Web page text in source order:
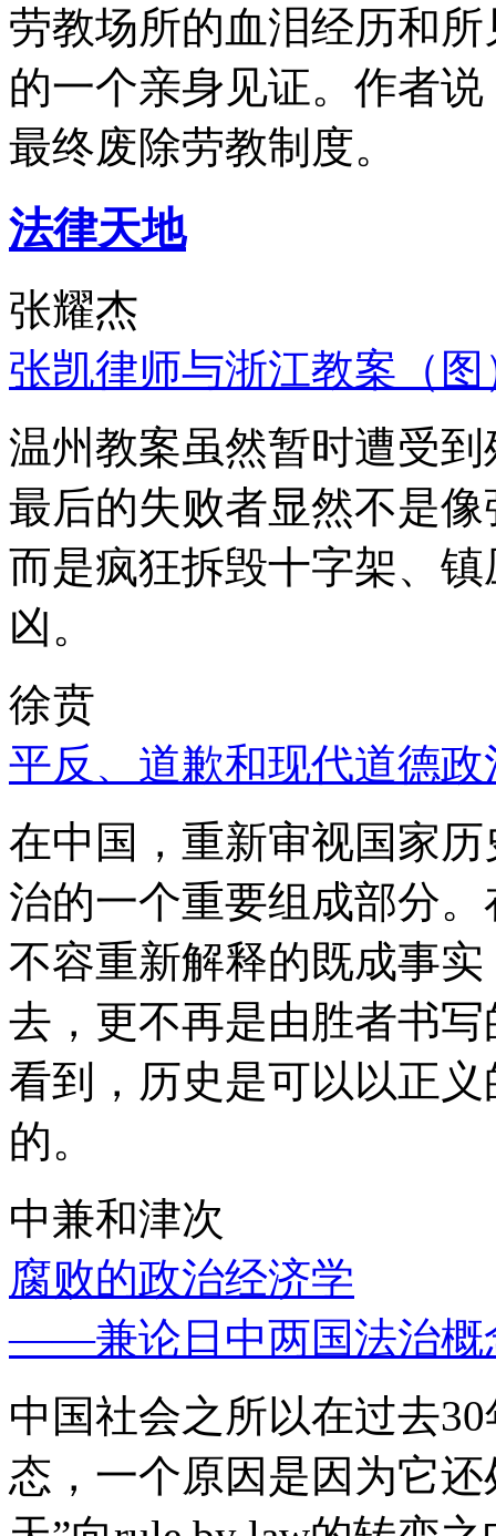
劳教场所的血泪经历和
的一个亲身见证。作者
最终废除劳教制度。
法律天地
张耀杰
张凯律师与浙江教案（图
温州教案虽然暂时遭受
最后的失败者显然不是
而是疯狂拆毁十字架、
凶。
徐贲
平反、道歉和现代道德政
在中国，重新审视国家
治的一个重要组成部分
不容重新解释的既成事
去，更不再是由胜者书
看到，历史是可以以正
的。
中兼和津次
腐败的政治经济学
——兼论日中两国法治概
中国社会之所以在过去
态，一个原因是因为它